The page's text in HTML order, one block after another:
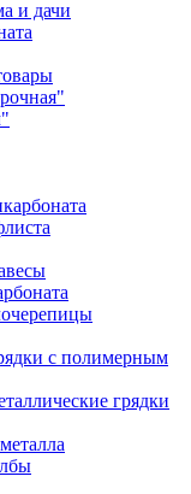
и дачи
с полимерным
грядки